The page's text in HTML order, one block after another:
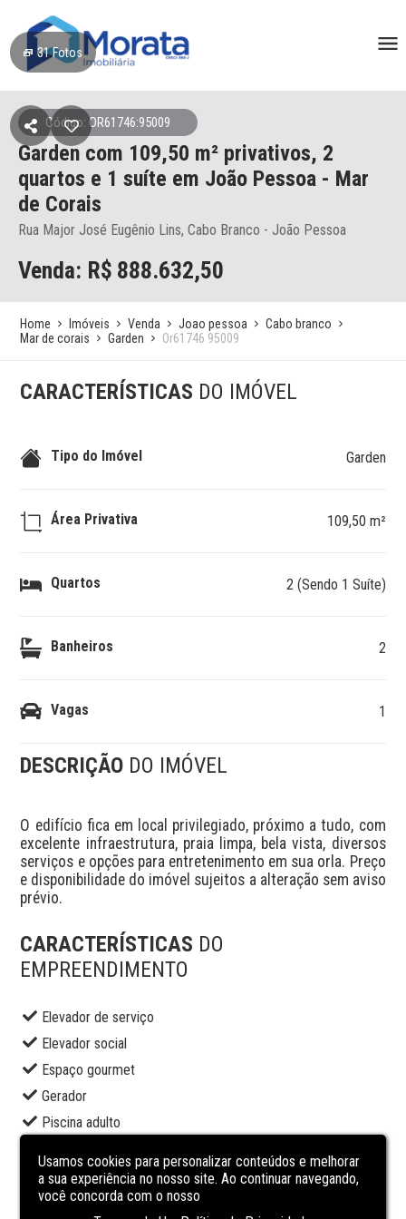
31Fotos
Código: OR61746:95009
Garden com 109,50 m² privativos, 2
quartos e 1 suíte em João Pessoa - Mar
de Corais
Rua Major José Eugênio Lins, Cabo Branco - João Pessoa
Venda: R$ 888.632,50
Home Imóveis Venda Joao pessoa
Cabo branco
Mar de corais
Garden Or61746 95009
CARACTERÍSTICAS DO IMÓVEL
Tipo do Imóvel Garden
Área Privativa 109,50 m²
Quartos 2 (Sendo 1 Suíte)
Banheiros 2
Vagas 1
DESCRIÇÃO DO IMÓVEL
O edifício fica em local privilegiado, próximo a tudo, com
excelente infraestrutura, praia limpa, bela vista, diversos
serviços e opções para entretenimento em sua orla. Preço
e disponibilidade do imóvel sujeitos a alteração sem aviso
prévio.
CARACTERÍSTICAS DO
EMPREENDIMENTO
Elevador de serviço
Elevador social
Espaço gourmet
Gerador
Piscina adulto
Portaria 24 horas
Porteiro eletrônico
Usamos cookies para personalizar conteúdos e melhorar
a sua experiência no nosso site. Ao continuar navegando,
você concorda com o nosso